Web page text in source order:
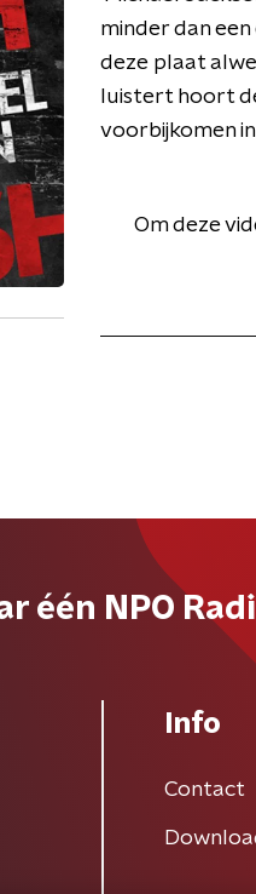
minder dan
deze plaat
luistert hoort
voorbijkomen
Om deze
één NPO
Info
Contact